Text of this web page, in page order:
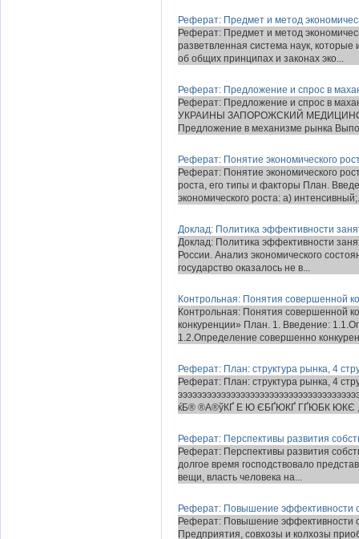
Реферат: Предмет и метод
Реферат: Предмет и метод
разветвленная система наук,
об общих принципах и законах эко...
Реферат: Предложение и спрос в
Реферат: Предложение и спрос в
УКРАИНЫ ЗАПОРОЖСКИЙ
Предложение в механизме рынка
Реферат: Понятие экономического
Реферат: Понятие экономического
роста, его типы и факторы План.
экономического роста: а)
Доклад: Политика эффективности
Доклад: Политика эффективности
России. Анализ экономического
государство оказалось не в...
Контрольная: Понятия совершенной
Контрольная: Понятия совершенной
конкуренции» План. 1. Введение:
1.2.Определение совершенно
Реферат: План: структура рынка, 4
Реферат: План: структура рынка, 4
ќБ® ®А­®ў­КҐ Е Ю ЄБҐЮ­КҐ ГҐЮБК
Реферат: Перспективы развития
Реферат: Перспективы развития
долгое время господствовало
вещи, власть человека на...
Реферат: Повышение эффективности
Реферат: Повышение эффективности
Предприятия, совхозы и колхозы